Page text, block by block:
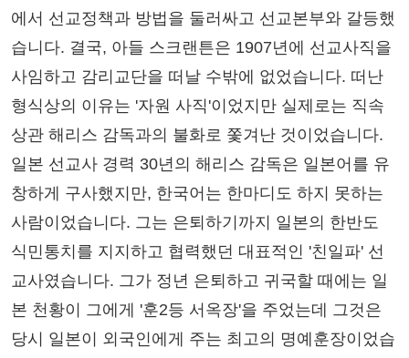
에서 선교정책과 방법을 둘러싸고 선교본부와 갈등했
습니다. 결국, 아들 스크랜튼은 1907년에 선교사직을
사임하고 감리교단을 떠날 수밖에 없었습니다. 떠난
형식상의 이유는 '자원 사직'이었지만 실제로는 직속
상관 해리스 감독과의 불화로 쫓겨난 것이었습니다.
일본 선교사 경력 30년의 해리스 감독은 일본어를 유
창하게 구사했지만, 한국어는 한마디도 하지 못하는
사람이었습니다. 그는 은퇴하기까지 일본의 한반도
식민통치를 지지하고 협력했던 대표적인 '친일파' 선
교사였습니다. 그가 정년 은퇴하고 귀국할 때에는 일
본 천황이 그에게 '훈2등 서옥장'을 주었는데 그것은
당시 일본이 외국인에게 주는 최고의 명예훈장이었습